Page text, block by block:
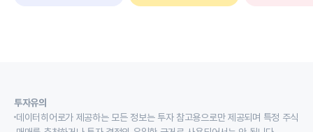
투자유의
데이터히어로가 제공하는 모든 정보는 투자 참고용으로만 제공되며 특정 주식